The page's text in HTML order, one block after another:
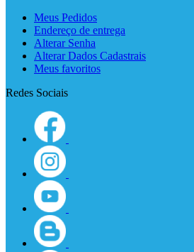
Meus Pedidos
Endereço de entrega
Alterar Senha
Alterar Dados Cadastrais
Meus favoritos
Redes Sociais